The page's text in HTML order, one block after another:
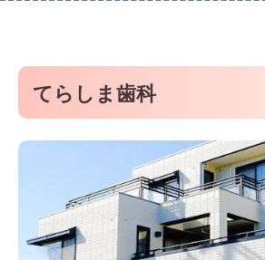
てらしま歯科